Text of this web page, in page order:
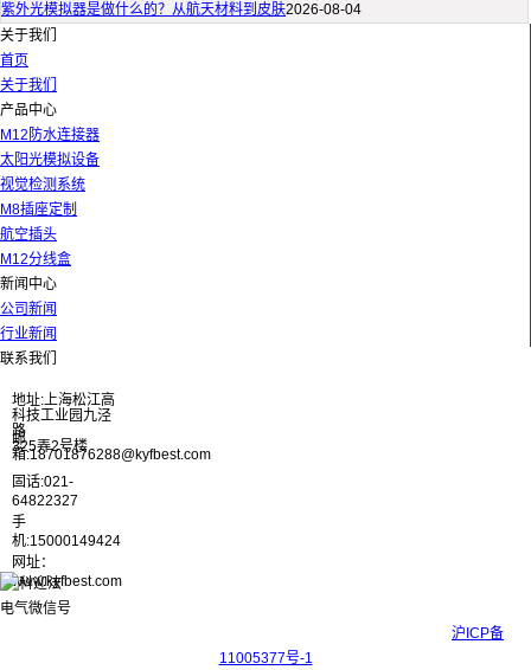
紫外光模拟器是做什么的？从航天材料到皮肤2026-08-04
关于我们
首页
关于我们
产品中心
M12防水连接器
太阳光模拟设备
视觉检测系统
M8插座定制
航空插头
M12分线盒
新闻中心
公司新闻
行业新闻
联系我们
地址:上海松江高
科技工业园九泾
路
325弄2号楼
邮
箱:18701876288@kyfbest.com
固话:021-
64822327
手
机:15000149424
网址：
www.kyfbest.com
沪ICP备
11005377号-1